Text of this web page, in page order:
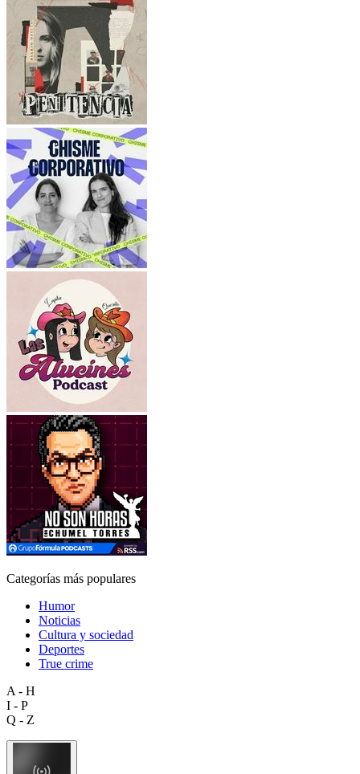
Categorías más populares
Humor
Noticias
Cultura y sociedad
Deportes
True crime
A - H
I - P
Q - Z